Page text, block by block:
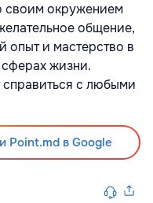
своим окружением
общение,
опыт и мастерство в
жизни.
с любыми
Point.md в Google